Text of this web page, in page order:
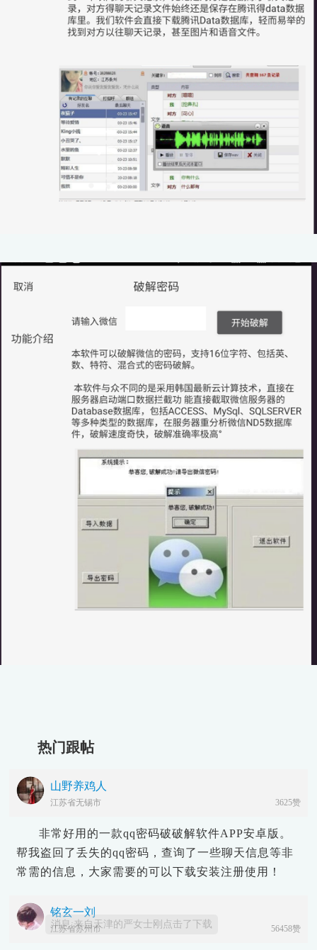
热门跟帖
山野养鸡人
江苏省无锡市 3625赞
非常好用的一款qq密码破破解软件APP安卓版。
帮我盗回了丢失的qq密码，查询了一些聊天信息等非
常需的信息，大家需要的可以下载安装注册使用！
铭玄一刘
江苏省苏州市 56458赞
消息:来自天津的严女士刚点击了下载